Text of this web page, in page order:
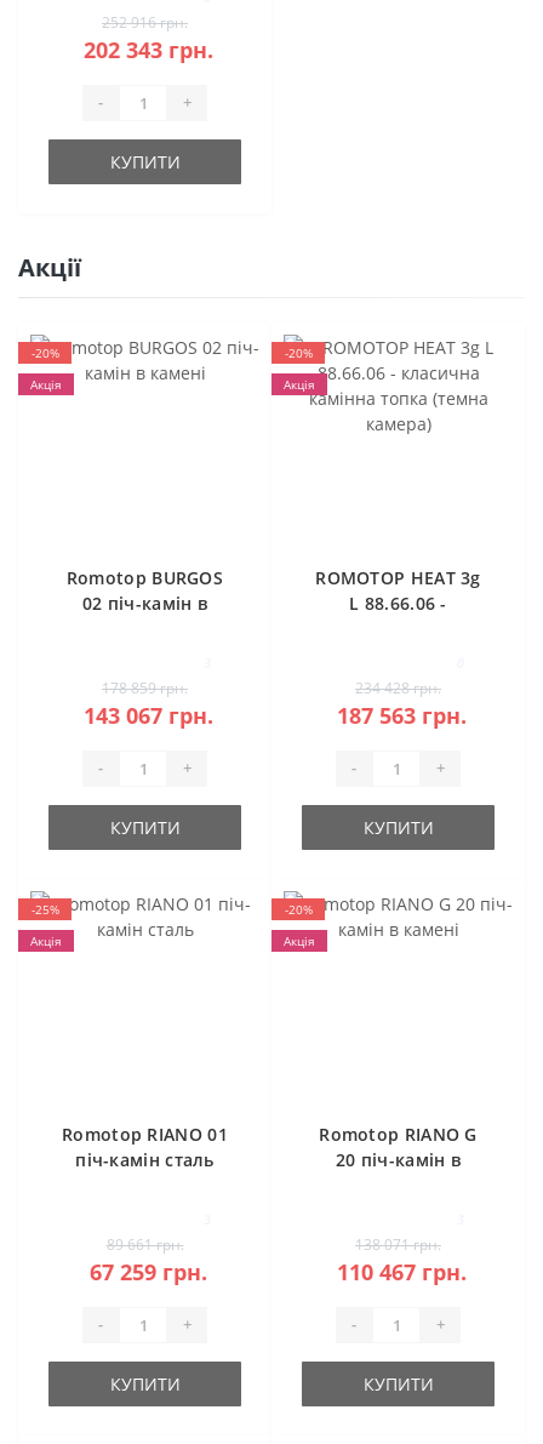
камера)
252 916 грн.
202 343 грн.
- +
КУПИТИ
Акції
-20%
Акція
Romotop BURGOS
02 піч-камін в
178 859 грн.
143 067 грн.
- +
КУПИТИ
-20%
Акція
ROMOTOP HEAT 3g
L 88.66.06 -
камера)
234 428 грн.
187 563 грн.
- +
КУПИТИ
-25%
Акція
Romotop RIANO 01
піч-камін сталь
89 661 грн.
67 259 грн.
- +
КУПИТИ
-20%
Акція
Romotop RIANO G
20 піч-камін в
138 071 грн.
110 467 грн.
- +
КУПИТИ